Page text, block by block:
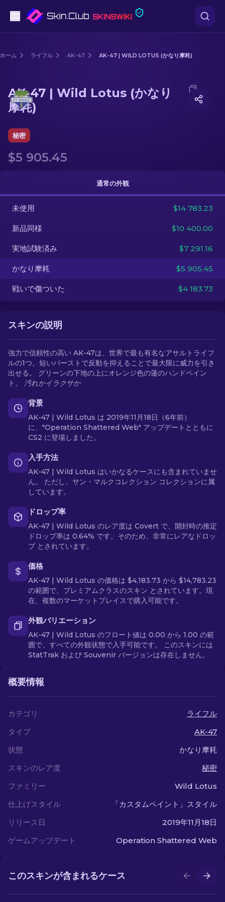
ライフル
ケース
JA
ホーム ライフル AK-47 AK-47 | WILD LOTUS (かなり摩耗)
Media of AK-47 | Wild Lotus (かなり摩耗)
AK-47 | Wild Lotus (かなり
摩耗)
秘密
$5 905.45
通常の外観
未使用 $14 783.23
新品同様 $10 400.00
実地試験済み $7 291.16
かなり摩耗 $5 905.45
戦いで傷ついた $4 183.73
スキンの説明
強力で信頼性の高い AK-47は、世界で最も有名なアサルトライフ
ルの1つ。短いバーストで反動を抑えることで最大限に威力を引き
出せる。 グリーンの下地の上にオレンジ色の蓮のハンドペイン
ト。 汚れかイラクサか
背景
AK-47 | Wild Lotus は 2019年11月18日（6年前）
に、"Operation Shattered Web" アップデートとともに
CS2 に登場しました。
入手方法
AK-47 | Wild Lotus はいかなるケースにも含まれていませ
ん。 ただし、サン・マルクコレクション コレクションに属
しています。
ドロップ率
AK-47 | Wild Lotus のレア度は Covert で、開封時の推定
ドロップ率は 0.64% です。そのため、非常にレアなドロッ
プ とされています。
価格
AK-47 | Wild Lotus の価格は $4,183.73 から $14,783.23
の範囲で、プレミアムクラスのスキン とされています。現
在、複数のマーケットプレイスで購入可能です。
外観バリエーション
AK-47 | Wild Lotus のフロート値は 0.00 から 1.00 の範
囲で、すべての外観状態で入手可能です。 このスキンには
StatTrak および Souvenir バージョンは存在しません。
概要情報
カテゴリ
ライフル
タイプ
AK-47
状態
かなり摩耗
スキンのレア度
秘密
ファミリー
Wild Lotus
仕上げスタイル
「カスタムペイント」スタイル
リリース日
2019年11月18日
ゲームアップデート
Operation Shattered Web
このスキンが含まれるケース